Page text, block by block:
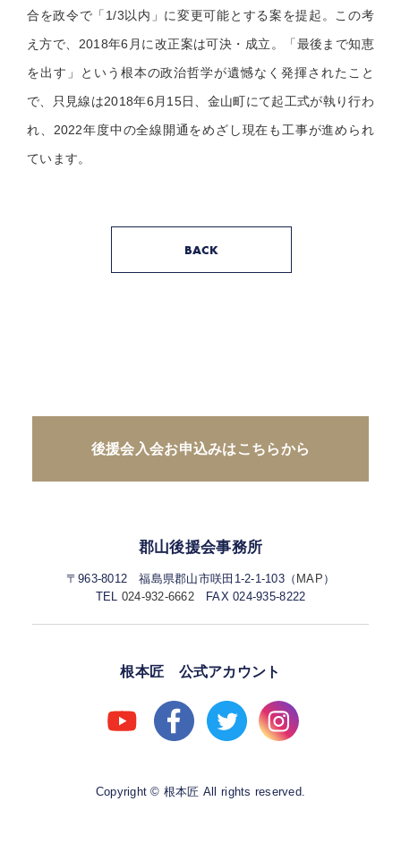
合を政令で「1/3以内」に変更可能とする案を提起。この考
え方で、2018年6月に改正案は可決・成立。「最後まで知恵
を出す」という根本の政治哲学が遺憾なく発揮されたこと
で、只見線は2018年6月15日、金山町にて起工式が執り行わ
れ、2022年度中の全線開通をめざし現在も工事が進められ
ています。
BACK
後援会入会お申込みはこちらから
郡山後援会事務所
〒963-8012 福島県郡山市咲田1-2-1-103（ MAP ）
TEL 024-932-6662FAX 024-935-8222
根本匠 公式アカウント
Copyright © 根本匠 All rights reserved.